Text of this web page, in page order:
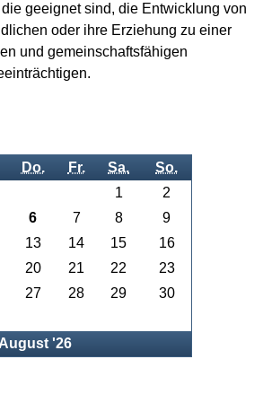
geeignet sind, die Entwicklung von
oder ihre Erziehung zu einer
und gemeinschaftsfähigen
Do. Fr. Sa. So.
August '26
1
2
6 7 8
9
13 14 15
16
20 21 22
23
27 28 29
30